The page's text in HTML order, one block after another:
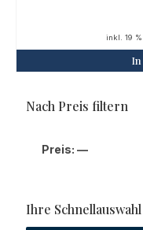
inkl. 19 %
Nach Preis filtern
Min.
Max.
Preis: —
Ihre Schnellauswahl